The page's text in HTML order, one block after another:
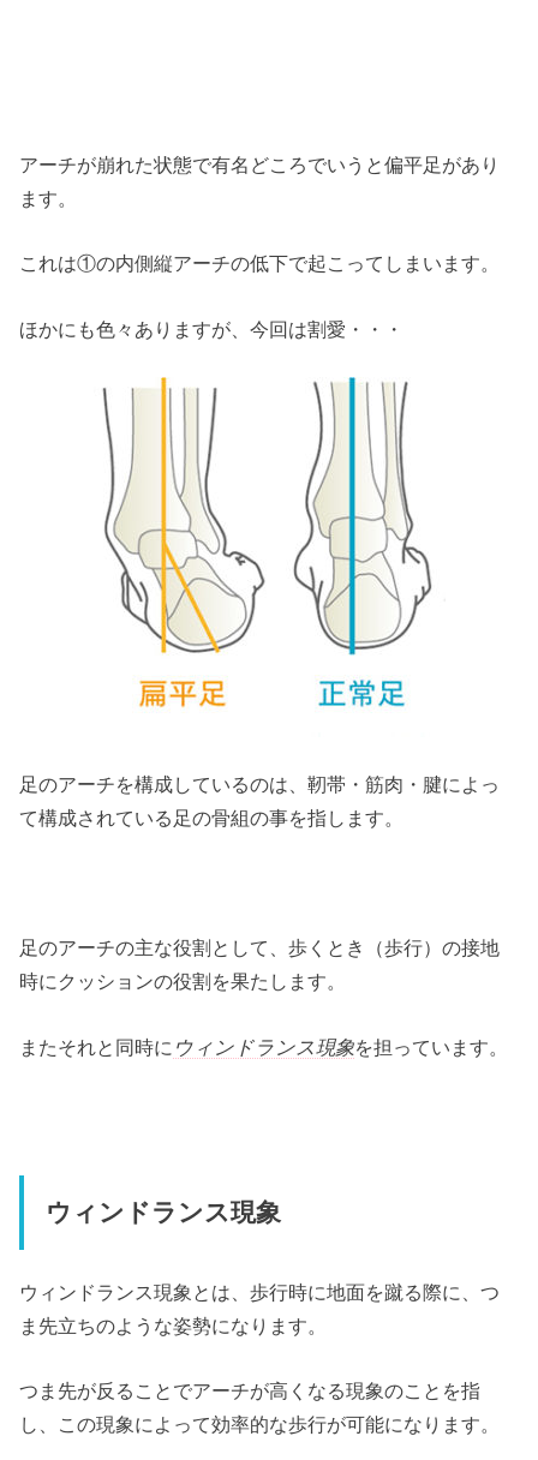
アーチが崩れた状態で有名どころでいうと偏平足があり
ます。
これは①の内側縦アーチの低下で起こってしまいます。
ほかにも色々ありますが、今回は割愛・・・
足のアーチを構成しているのは、靭帯・筋肉・腱によっ
て構成されている足の骨組の事を指します。
足のアーチの主な役割として、歩くとき（歩行）の接地
時にクッションの役割を果たします。
またそれと同時に ウィンドランス現象を担っています。
ウィンドランス現象
ウィンドランス現象とは、歩行時に地面を蹴る際に、つ
ま先立ちのような姿勢になります。
つま先が反ることでアーチが高くなる現象のことを指
し、この現象によって効率的な歩行が可能になります。